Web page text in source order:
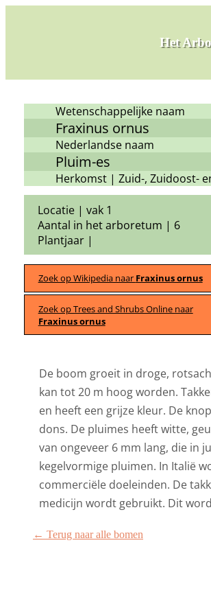
Het
Wetenschappelijke naam
Fraxinus ornus
Nederlandse naam
Pluim-es
Herkomst | Zuid-, Zuidoost-
Locatie | vak 1
Aantal in het arboretum | 6
Plantjaar |
Zoek op Wikipedia naar Fraxinus ornus
Zoek op Trees and Shrubs Online naar
Fraxinus ornus
De boom groeit in droge,
kan tot 20 m hoog worden.
en heeft een grijze kleur. De
dons. De pluimes heeft witte,
van ongeveer 6 mm lang, die in
kegelvormige pluimen. In Italië
commerciële doeleinden. De
medicijn wordt gebruikt. Dit
← Terug naar alle bomen